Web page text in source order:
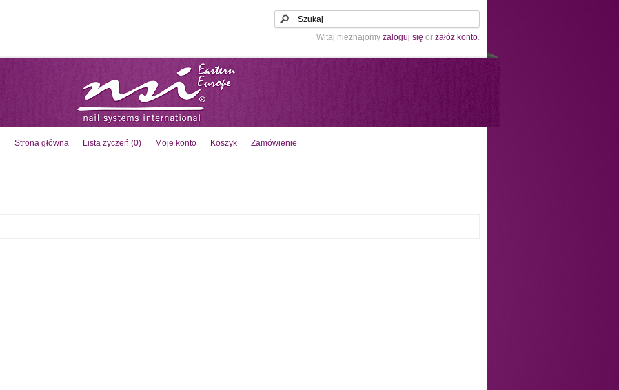
Witaj nieznajomy zaloguj się or załóż konto.
Strona główna Lista życzeń (0) Moje konto Koszyk Zamówienie